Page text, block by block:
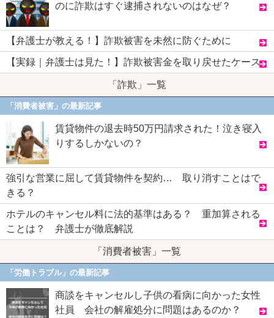
のに詐欺はすぐ逮捕されないのはなぜ？
【弁護士が教える！】詐欺被害を未然に防ぐために
【実録｜弁護士は見た！】詐欺被害金を取り戻せたケース
「詐欺」一覧
「消費者被害」の最新記事
賃貸物件の退去時50万円請求された！泣き寝入
りするしかないの？
強引な営業に屈して賃貸物件を契約… 取り消すことはで
きる？
ホテルのキャンセル料に法的基準はある？ 重加算される
ことは？ 弁護士が徹底解説
「消費者被害」一覧
「労働トラブル」の最新記事
商談をキャンセルし子供の看病に向かった女性
社員 会社の解雇処分に問題はあるのか？